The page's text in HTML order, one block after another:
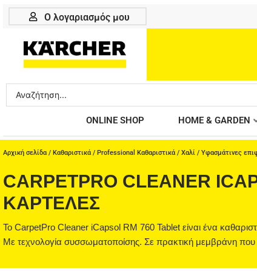
Μετάβαση
Ο λογαριασμός μου
Search
...
ONLINE SHOP HOME & GARDEN
Αρχική σελίδα / Καθαριστικά / Professional Καθαριστικά / Χαλί / Υφασμάτινες
CARPETPRO CLEANER
ΚΑΡΤΈΛΕΣ
Το CarpetPro Cleaner iCapsol RM 760 Tablet είναι ένα
Με τεχνολογία συσσωματοποίσης. Σε πρακτική μεμβράνη που